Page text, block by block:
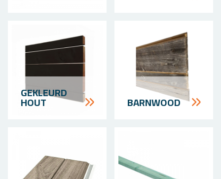
GE­KLEURD
HOUT BARN­WOOD